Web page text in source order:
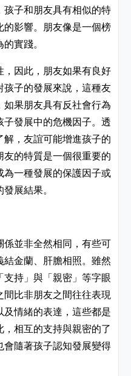
子和朋友具有相似的特
影響。朋友像是一個榜
實踐。
因此，朋友如果有良好
子的發展來說，這種友
果朋友具有反社會行為
發展中的危機因子。透
，友誼可能增進孩子的
的特質是一個很重要的
一種發展的保護因子或
展結果。
係並非全然相同 ，有些可
金蘭、肝膽相照。雖然
持」與「親密」等字眼
比非朋友之間往往表現
情緒的表達，這些都是
相互的支持與親密的了
隨著孩子認知發展變得